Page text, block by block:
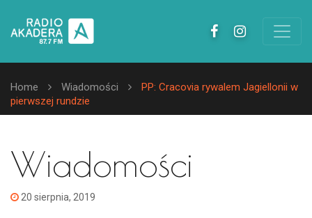
Home Wiadomości
PP: Cracovia rywalem Jagiellonii w
pierwszej rundzie
Wiadomości
20 sierpnia, 2019